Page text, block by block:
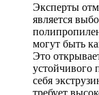
Эксперты
является
могут быть
Это
устойчивого
себя
требует